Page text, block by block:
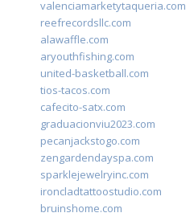
valenciamarketytaqueria.com
reefrecordsllc.com
alawaffle.com
aryouthfishing.com
united-basketball.com
tios-tacos.com
cafecito-satx.com
graduacionviu2023.com
pecanjackstogo.com
zengardendayspa.com
sparklejewelryinc.com
ironcladtattoostudio.com
bruinshome.com